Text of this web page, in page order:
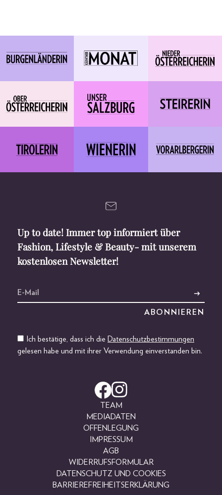
Up to date! Immer top informiert über
Fashion, Lifestyle & Beauty- mit unserem
kostenlosen Newsletter!
Ich bestätige, dass ich die Datenschutzbestimmungen
gelesen habe und mit ihrer Verwendung einverstanden bin.
TEAM
MEDIADATEN
OFFENLEGUNG
IMPRESSUM
AGB
WIDERRUFSFORMULAR
DATENSCHUTZ UND COOKIES
BARRIEREFREIHEITSERKLÄRUNG